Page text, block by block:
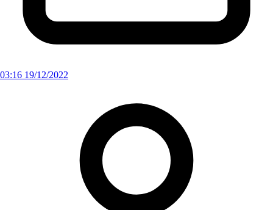
03:16 19/12/2022